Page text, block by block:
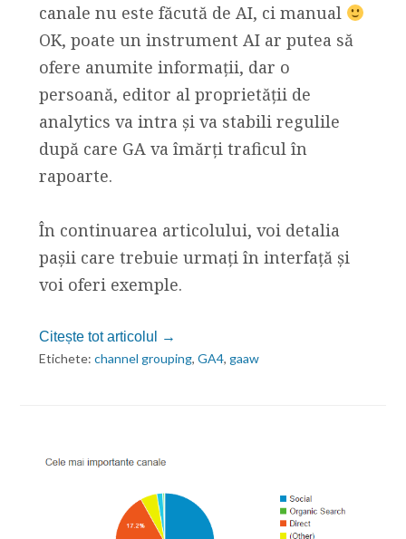
canale nu este făcută de AI, ci manual
OK, poate un instrument AI ar putea să
ofere anumite informații, dar o
persoană, editor al proprietății de
analytics va intra și va stabili regulile
după care GA va îmărți traficul în
rapoarte.
În continuarea articolului, voi detalia
pașii care trebuie urmați în interfață și
voi oferi exemple.
Citește tot articolul →
Etichete: channel grouping, GA4, gaaw